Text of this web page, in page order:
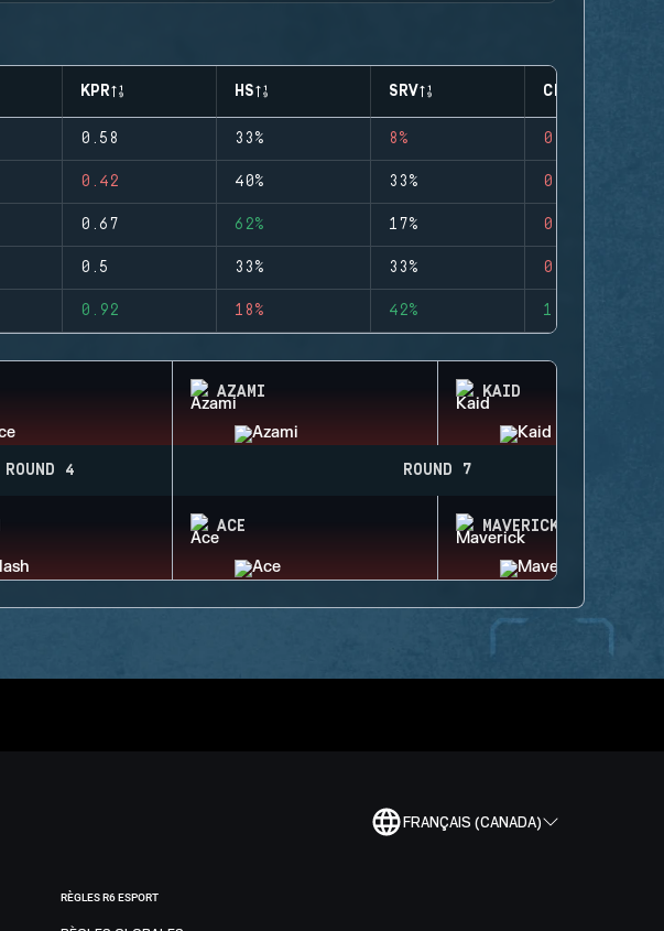
KPR HS SRV CLUTCHES
0.58 33% 8% 0
0.42 40% 33% 0
0.67 62% 17% 0
0.5 33% 33% 0
0.92 18% 42% 1
AZAMI KAID
ROUND 4 ROUND 7
ACE MAVERICK
FRANÇAIS (CANADA)
RÈGLES R6 ESPORT